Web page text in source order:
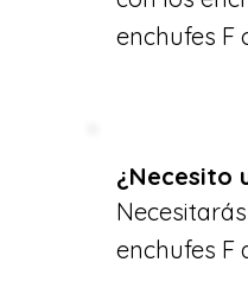
enchufes F
¿Necesito
enchufes F